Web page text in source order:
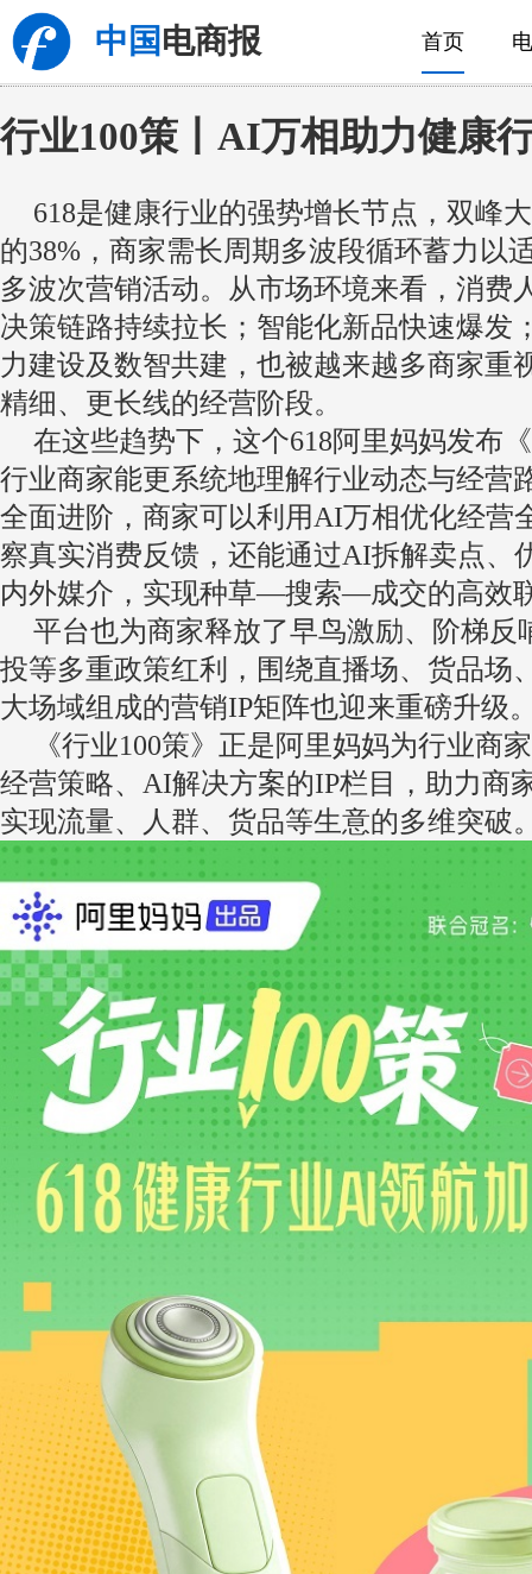
中国电商报 首页
行业100策丨AI万相助力健康
618是健康行业的强势增长节点，双峰
的38%，商家需长周期多波段循环蓄力以
多波次营销活动。从市场环境来看，消费
决策链路持续拉长；智能化新品快速爆发
力建设及数智共建，也被越来越多商家重
精细、更长线的经营阶段。
在这些趋势下，这个618阿里妈妈发布
行业商家能更系统地理解行业动态与经营
全面进阶，商家可以利用AI万相优化经营
察真实消费反馈，还能通过AI拆解卖点、
内外媒介，实现种草—搜索—成交的高效
平台也为商家释放了早鸟激励、阶梯反
投等多重政策红利，围绕直播场、货品场
大场域组成的营销IP矩阵也迎来重磅升级
《行业100策》正是阿里妈妈为行业商
经营策略、AI解决方案的IP栏目，助力商
实现流量、人群、货品等生意的多维突破